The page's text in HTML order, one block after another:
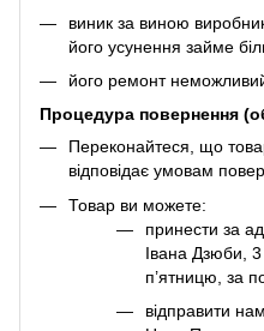
виник за виною
його усунення займе
його ремонт
Процедура повернення
Переконайтеся, що
відповідає умовам
Товар ви можете:
принести за
Івана Дзюби,
п’ятницю, за
відправити